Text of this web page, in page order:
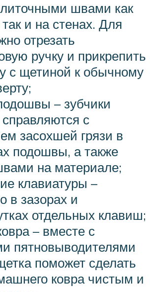
швами как
и на стенах. Для
отрезать
ручку и прикрепить
с щетиной к обычному
– зубчики
с
засохшей грязи в
подошвы, а также
на материале;
клавиатуры –
в зазорах и
отдельных клавиш;
– вместе с
пятновыводителями
поможет сделать
ковра чистым и